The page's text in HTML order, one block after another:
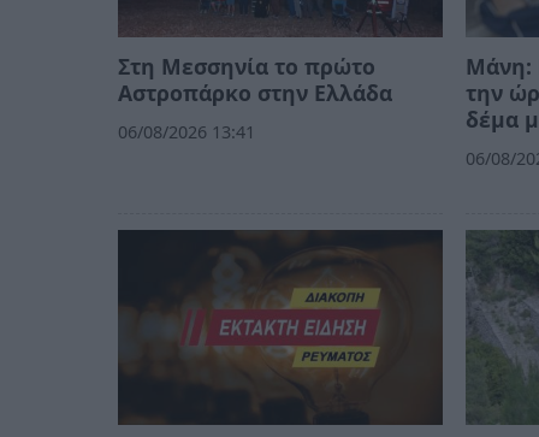
Στη Μεσσηνία το πρώτο
Αστροπάρκο στην Ελλάδα
06/08/2026 13:41
Μάνη:
την
δέμα
06/08/